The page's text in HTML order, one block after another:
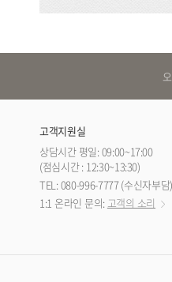
로
기
링
크
고객지원실
상담시간 평일: 09:00~17:00
(점심시간 : 12:30~13:30)
TEL: 080-996-7777 (수신자부담)
1:1 온라인 문의: 고객의 소리